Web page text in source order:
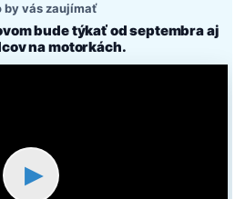
by vás zaujímať
bude týkať od septembra aj
na motorkách.
▶